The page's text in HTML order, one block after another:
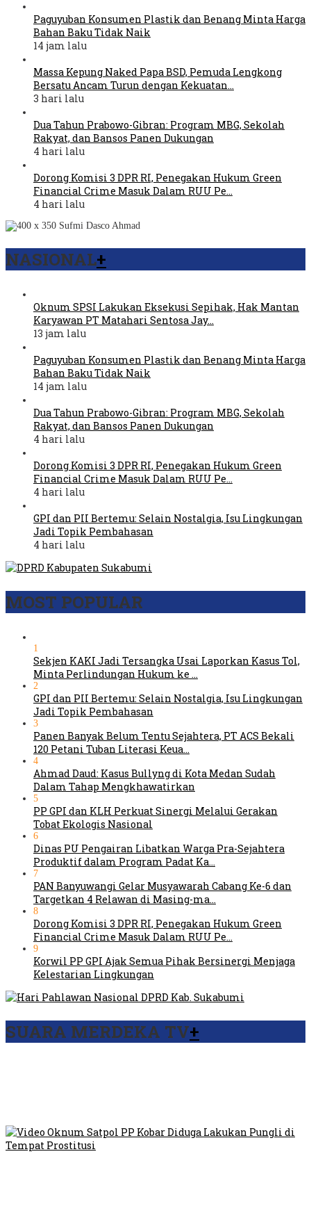
Paguyuban Konsumen Plastik dan Benang Minta Harga
Bahan Baku Tidak Naik
14 jam lalu
Massa Kepung Naked Papa BSD, Pemuda Lengkong
Bersatu Ancam Turun dengan Kekuatan…
3 hari lalu
Dua Tahun Prabowo-Gibran: Program MBG, Sekolah
Rakyat, dan Bansos Panen Dukungan
4 hari lalu
Dorong Komisi 3 DPR RI, Penegakan Hukum Green
Financial Crime Masuk Dalam RUU Pe…
4 hari lalu
NASIONAL+
Oknum SPSI Lakukan Eksekusi Sepihak, Hak Mantan
Karyawan PT Matahari Sentosa Jay…
13 jam lalu
Paguyuban Konsumen Plastik dan Benang Minta Harga
Bahan Baku Tidak Naik
14 jam lalu
Dua Tahun Prabowo-Gibran: Program MBG, Sekolah
Rakyat, dan Bansos Panen Dukungan
4 hari lalu
Dorong Komisi 3 DPR RI, Penegakan Hukum Green
Financial Crime Masuk Dalam RUU Pe…
4 hari lalu
GPI dan PII Bertemu: Selain Nostalgia, Isu Lingkungan
Jadi Topik Pembahasan
4 hari lalu
MOST POPULAR
1
Sekjen KAKI Jadi Tersangka Usai Laporkan Kasus Tol,
Minta Perlindungan Hukum ke …
2
GPI dan PII Bertemu: Selain Nostalgia, Isu Lingkungan
Jadi Topik Pembahasan
3
Panen Banyak Belum Tentu Sejahtera, PT ACS Bekali
120 Petani Tuban Literasi Keua…
4
Ahmad Daud: Kasus Bullyng di Kota Medan Sudah
Dalam Tahap Mengkhawatirkan
5
PP GPI dan KLH Perkuat Sinergi Melalui Gerakan
Tobat Ekologis Nasional
6
Dinas PU Pengairan Libatkan Warga Pra-Sejahtera
Produktif dalam Program Padat Ka…
7
PAN Banyuwangi Gelar Musyawarah Cabang Ke-6 dan
Targetkan 4 Relawan di Masing-ma…
8
Dorong Komisi 3 DPR RI, Penegakan Hukum Green
Financial Crime Masuk Dalam RUU Pe…
9
Korwil PP GPI Ajak Semua Pihak Bersinergi Menjaga
Kelestarian Lingkungan
SUARA MERDEKA TV+